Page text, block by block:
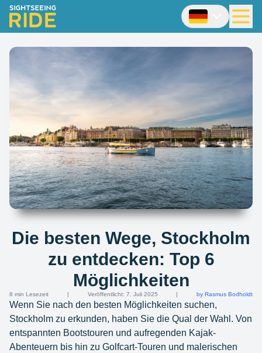
Die besten Wege, Stockholm
zu entdecken: Top 6
Möglichkeiten
8 min Lesezeit | Veröffentlicht: 7. Juli 2025 | by Rasmus Bodholdt
Wenn Sie nach den besten Möglichkeiten suchen,
Stockholm zu erkunden, haben Sie die Qual der Wahl. Von
entspannten Bootstouren und aufregenden Kajak-
Abenteuern bis hin zu Golfcart-Touren und malerischen